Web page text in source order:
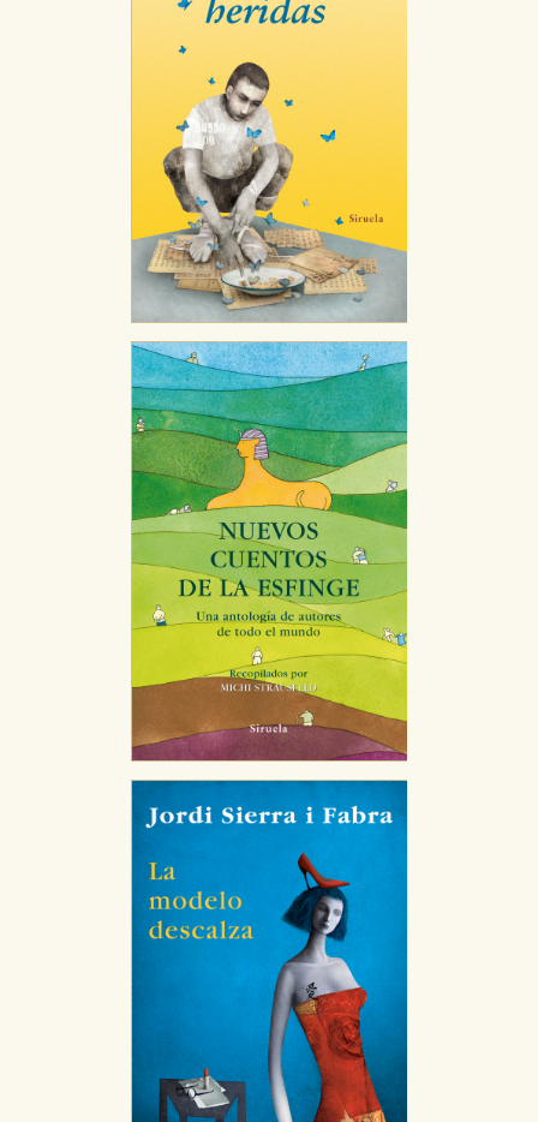
GUARDAR CONFIGURACIÓN
Puede consultar nuestrapolítica de cookies